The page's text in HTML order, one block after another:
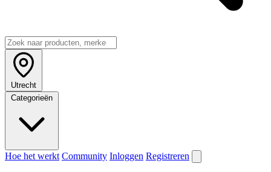
Utrecht
Categorieën
Hoe het werkt Community Inloggen Registreren